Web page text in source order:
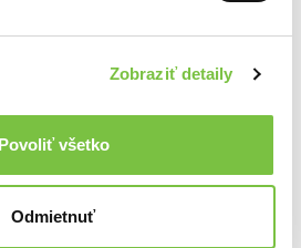
Zobraziť detaily
Povoliť všetko
Odmietnuť
🍎 Vypredané
(e-kniha)
Wenk,Tim S. Grover
the elite performance coach who
the international bestseller